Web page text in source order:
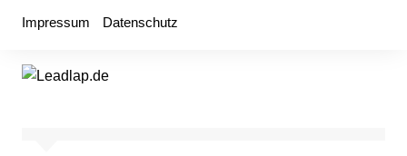
Impressum Datenschutz